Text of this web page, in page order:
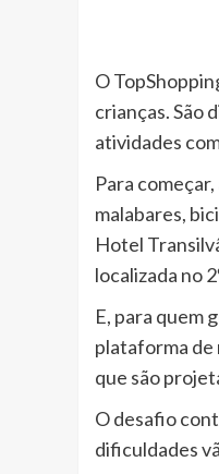
O
crianças. São
atividades
Para
malabares,
Hotel
localizada no
E, para quem
plataforma de
que são
O desafio
dificuldades